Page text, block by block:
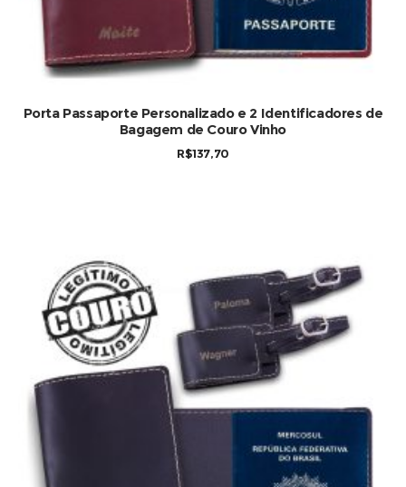
Porta Passaporte Personalizado e 2 Identificadores de
Bagagem de Couro Vinho
R$137,70